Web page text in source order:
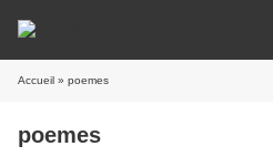
Accueil » poemes
poemes